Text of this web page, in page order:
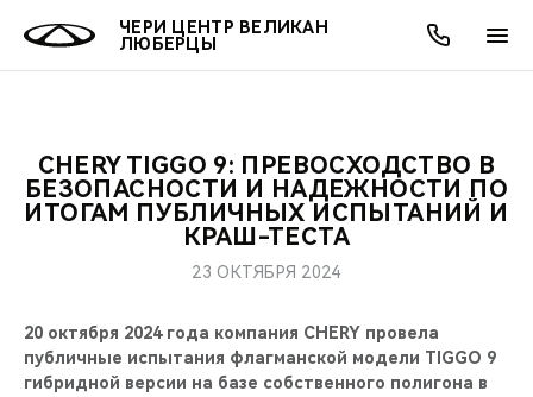
ЧЕРИ ЦЕНТР ВЕЛИКАН
ЛЮБЕРЦЫ
МОДЕЛИ
СЕДАНЫ
ПОКУПАТЕЛЯМ
ВЛАДЕЛЬЦАМ
ПОДДЕРЖКА
МИР CHERY
CHERY В СОЦСЕТЯХ
АКЦИИ
ОНЛАЙН СЕРВИСЫ
О КОМПАНИИ
CHERY TIGGO 9: ПРЕВОСХОДСТВО В
БЕЗОПАСНОСТИ И НАДЕЖНОСТИ ПО
ИТОГАМ ПУБЛИЧНЫХ ИСПЫТАНИЙ И
КРАШ-ТЕСТА
23 ОКТЯБРЯ 2024
20 октября 2024 года компания CHERY провела
публичные испытания флагманской модели TIGGO 9
гибридной версии на базе собственного полигона в